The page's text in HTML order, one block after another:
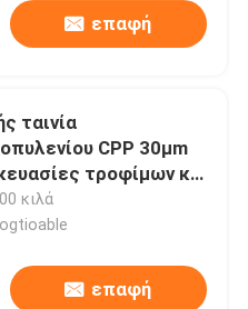
επαφή
ταινία
CPP 30μm
τροφίμων και
κιλά
επαφή